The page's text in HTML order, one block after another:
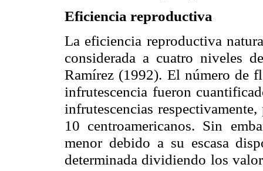
Eficiencia reproductiva
La eficiencia reproductiva
considerada a cuatro niveles
Ramírez (1992). El número de
infrutescencia fueron
infrutescencias
10 centroamericanos. Sin
menor debido a su escasa
determinada dividiendo los